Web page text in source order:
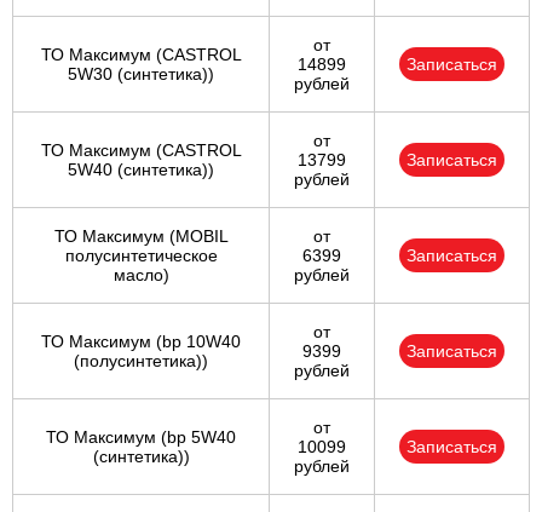
ТО Максимум (CASTROL
5W30 (синтетика))
от
14899
рублей
Записаться
ТО Максимум (CASTROL
5W40 (синтетика))
от
13799
рублей
Записаться
ТО Максимум (MOBIL
полуcинтетическое
масло)
от
6399
рублей
Записаться
ТО Максимум (bp 10W40
(полусинтетика))
от
9399
рублей
Записаться
ТО Максимум (bp 5W40
(синтетика))
от
10099
рублей
Записаться